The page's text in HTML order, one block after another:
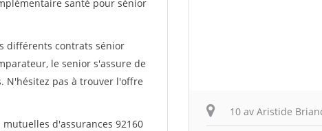
santé pour sénior
différents contrats sénior
le senior s'assure de
N'hésitez pas à trouver l'offre
d'assurances 92160
10 av Aristide